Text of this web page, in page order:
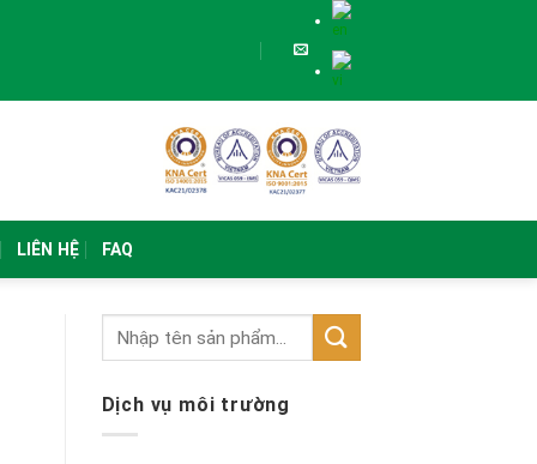
LIÊN HỆ FAQ
Dịch vụ môi trường